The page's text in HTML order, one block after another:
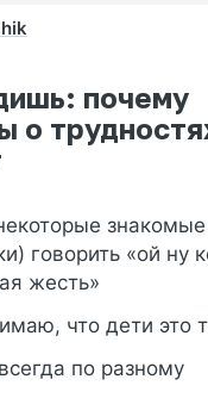
почему
о
знакомые
говорить «ой ну
жесть»
что дети это
по разному